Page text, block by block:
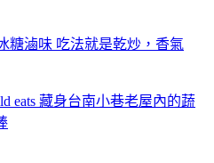
糖滷味 吃法就是乾炒，香氣
eats 藏身台南小巷老屋內的蔬